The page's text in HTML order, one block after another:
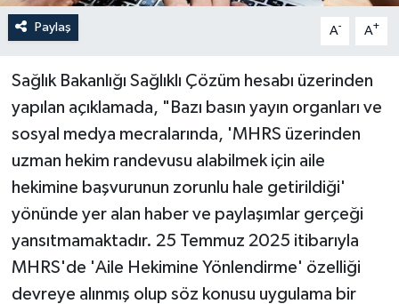
Paylaş A- A+
Sağlık Bakanlığı Sağlıklı Çözüm hesabı üzerinden
yapılan açıklamada, "Bazı basın yayın organları ve
sosyal medya mecralarında, 'MHRS üzerinden
uzman hekim randevusu alabilmek için aile
hekimine başvurunun zorunlu hale getirildiği'
yönünde yer alan haber ve paylaşımlar gerçeği
yansıtmamaktadır. 25 Temmuz 2025 itibarıyla
MHRS'de 'Aile Hekimine Yönlendirme' özelliği
devreye alınmış olup söz konusu uygulama bir